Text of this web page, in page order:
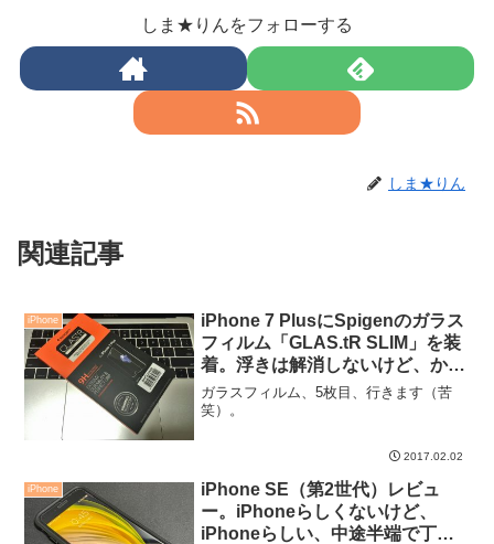
しま★りんをフォローする
しま★りん
関連記事
iPhone
iPhone 7 PlusにSpigenのガラス
フィルム「GLAS.tR SLIM」を装
着。浮きは解消しないけど、かな
りマシな仕上がり。
ガラスフィルム、5枚目、行きます（苦
笑）。
2017.02.02
iPhone
iPhone SE（第2世代）レビュ
ー。iPhoneらしくないけど、
iPhoneらしい、中途半端で丁度